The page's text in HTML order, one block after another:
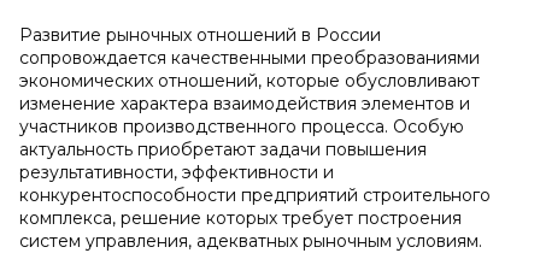
Развитие рыночных отношений в России
сопровождается качественными преобразованиями
экономических отношений, которые обусловливают
изменение характера взаимодействия элементов и
участников производственного процесса. Особую
актуальность приобретают задачи повышения
результативности, эффективности и
конкурентоспособности предприятий строительного
комплекса, решение которых требует построения
систем управления, адекватных рыночным условиям.